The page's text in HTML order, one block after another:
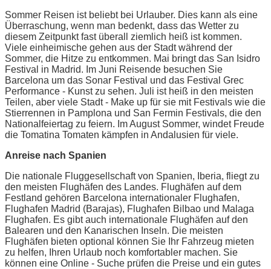
Sommer Reisen ist beliebt bei Urlauber. Dies kann als eine
Überraschung, wenn man bedenkt, dass das Wetter zu
diesem Zeitpunkt fast überall ziemlich heiß ist kommen.
Viele einheimische gehen aus der Stadt während der
Sommer, die Hitze zu entkommen. Mai bringt das San Isidro
Festival in Madrid. Im Juni Reisende besuchen Sie
Barcelona um das Sonar Festival und das Festival Grec
Performance - Kunst zu sehen. Juli ist heiß in den meisten
Teilen, aber viele Stadt - Make up für sie mit Festivals wie die
Stierrennen in Pamplona und San Fermin Festivals, die den
Nationalfeiertag zu feiern. Im August Sommer, windet Freude
die Tomatina Tomaten kämpfen in Andalusien für viele.
Anreise nach Spanien
Die nationale Fluggesellschaft von Spanien, Iberia, fliegt zu
den meisten Flughäfen des Landes. Flughäfen auf dem
Festland gehören Barcelona internationaler Flughafen,
Flughafen Madrid (Barajas), Flughafen Bilbao und Malaga
Flughafen. Es gibt auch internationale Flughäfen auf den
Balearen und den Kanarischen Inseln. Die meisten
Flughäfen bieten optional können Sie Ihr Fahrzeug mieten
zu helfen, Ihren Urlaub noch komfortabler machen. Sie
können eine Online - Suche prüfen die Preise und ein gutes